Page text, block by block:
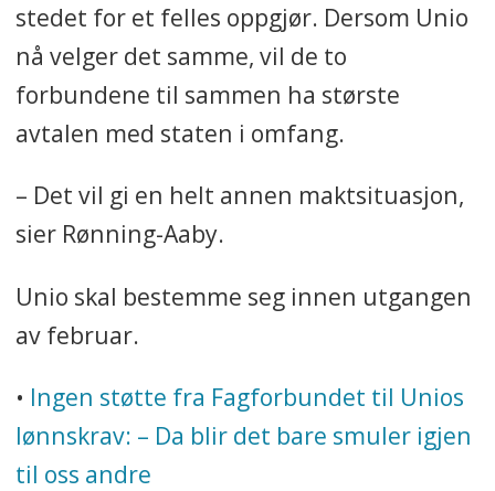
stedet for et felles oppgjør. Dersom Unio
nå velger det samme, vil de to
forbundene til sammen ha største
avtalen med staten i omfang.
– Det vil gi en helt annen maktsituasjon,
sier Rønning-Aaby.
Unio skal bestemme seg innen utgangen
av februar.
• Ingen støtte fra Fagforbundet til Unios
lønnskrav: – Da blir det bare smuler igjen
til oss andre